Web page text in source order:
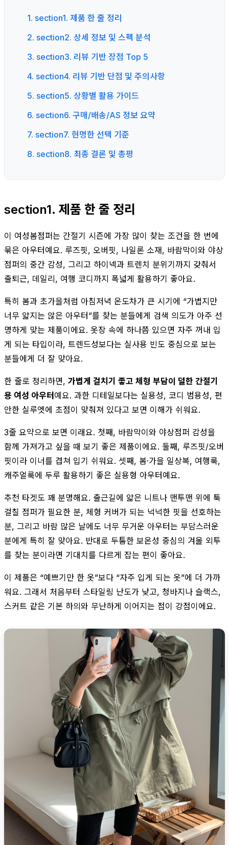
1. section1. 제품 한 줄 정리
2. section2. 상세 정보 및 스펙 분석
3. section3. 리뷰 기반 장점 Top 5
4. section4. 리뷰 기반 단점 및 주의사항
5. section5. 상황별 활용 가이드
6. section6. 구매/배송/AS 정보 요약
7. section7. 현명한 선택 기준
8. section8. 최종 결론 및 총평
section1. 제품 한 줄 정리
이 여성봄점퍼는 간절기 시즌에 가장 많이 찾는 조건을 한 번에
묶은 아우터예요. 루즈핏, 오버핏, 나일론 소재, 바람막이와 야상
점퍼의 중간 감성, 그리고 하이넥과 트렌치 분위기까지 갖춰서
출퇴근, 데일리, 여행 코디까지 폭넓게 활용하기 좋아요.
특히 봄과 초가을처럼 아침저녁 온도차가 큰 시기에 “가볍지만
너무 얇지는 않은 아우터”를 찾는 분들에게 검색 의도가 아주 선
명하게 맞는 제품이에요. 옷장 속에 하나쯤 있으면 자주 꺼내 입
게 되는 타입이라, 트렌드성보다는 실사용 빈도 중심으로 보는
분들에게 더 잘 맞아요.
한 줄로 정리하면, 가볍게 걸치기 좋고 체형 부담이 덜한 간절기
용 여성 아우터예요. 과한 디테일보다는 실용성, 코디 범용성, 편
안한 실루엣에 초점이 맞춰져 있다고 보면 이해가 쉬워요.
3줄 요약으로 보면 이래요. 첫째, 바람막이와 야상점퍼 감성을
함께 가져가고 싶을 때 보기 좋은 제품이에요. 둘째, 루즈핏/오버
핏이라 이너를 겹쳐 입기 쉬워요. 셋째, 봄·가을 일상복, 여행룩,
캐주얼룩에 두루 활용하기 좋은 실용형 아우터예요.
추천 타겟도 꽤 분명해요. 출근길에 얇은 니트나 맨투맨 위에 툭
걸칠 점퍼가 필요한 분, 체형 커버가 되는 넉넉한 핏을 선호하는
분, 그리고 바람 많은 날에도 너무 무거운 아우터는 부담스러운
분에게 특히 잘 맞아요. 반대로 두툼한 보온성 중심의 겨울 외투
를 찾는 분이라면 기대치를 다르게 잡는 편이 좋아요.
이 제품은 “예쁘기만 한 옷”보다 “자주 입게 되는 옷”에 더 가까
워요. 그래서 처음부터 스타일링 난도가 낮고, 청바지나 슬랙스,
스커트 같은 기본 하의와 무난하게 이어지는 점이 강점이에요.